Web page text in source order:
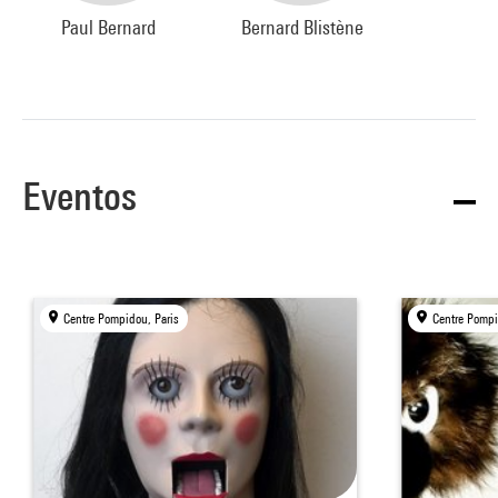
Paul Bernard Bernard Blistène
Eventos
Centre Pompidou, Paris Centre